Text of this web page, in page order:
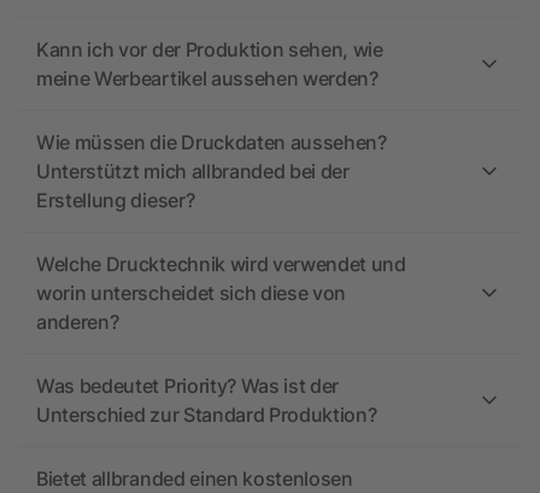
Kann ich vor der Produktion sehen, wie
meine Werbeartikel aussehen werden?
Wie müssen die Druckdaten aussehen?
Unterstützt mich allbranded bei der
Erstellung dieser?
Welche Drucktechnik wird verwendet und
worin unterscheidet sich diese von
anderen?
Was bedeutet Priority? Was ist der
Unterschied zur Standard Produktion?
Bietet allbranded einen kostenlosen